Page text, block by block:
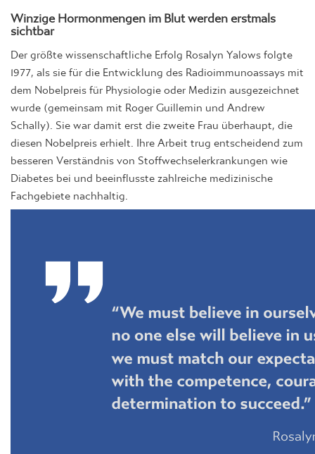
Winzige Hormonmengen im Blut werden erstmals
sichtbar
Der größte wissenschaftliche Erfolg Rosalyn Yalows folgte
1977, als sie für die Entwicklung des Radioimmunoassays mit
dem Nobelpreis für Physiologie oder Medizin ausgezeichnet
wurde (gemeinsam mit Roger Guillemin und Andrew
Schally). Sie war damit erst die zweite Frau überhaupt, die
diesen Nobelpreis erhielt. Ihre Arbeit trug entscheidend zum
besseren Verständnis von Stoffwechselerkrankungen wie
Diabetes bei und beeinflusste zahlreiche medizinische
Fachgebiete nachhaltig.